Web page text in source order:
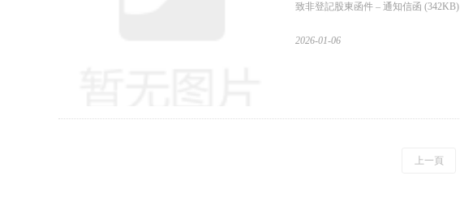
致非登記股東函件 – 通知信函 (342KB)
2026-01-06
上一頁